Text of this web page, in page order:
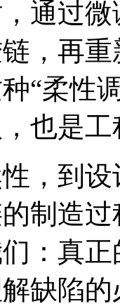
，通过
，再
“柔性
也是
，到
制造
：真
缺陷